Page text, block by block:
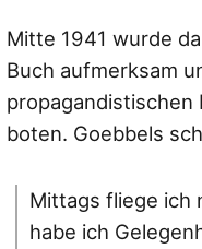
Mitte 1941 wurde
Buch aufmerksam
propagandistischen
boten. Goebbels
Mittags fliege ich
habe ich